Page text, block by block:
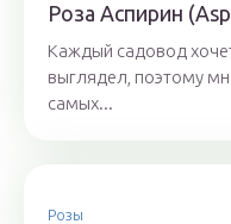
Роза Аспирин
Каждый садовод
выглядел, поэтому
самых...
Розы